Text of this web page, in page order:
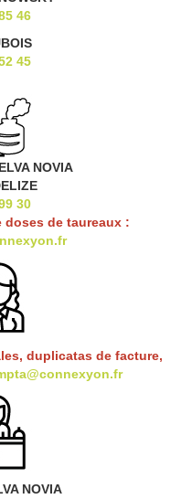
46
45
NOVIA
30
doses de taureaux :
duplicatas de facture,
NOVIA